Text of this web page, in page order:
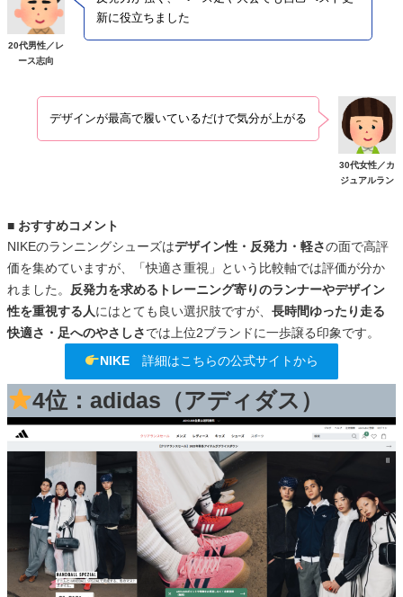
20代男性／レ
ース志向
新に役立ちました
30代女性／カ
ジュアルラン
デザインが最高で履いているだけで気分が上がる
■ おすすめコメント
NIKEのランニングシューズはデザイン性・反発力・軽さの面で高評
価を集めていますが、「快適さ重視」という比較軸では評価が分か
れました。
反発力を求めるトレーニング寄りのランナーやデザイン
性を重視する人にはとても良い選択肢ですが、 長時間ゆったり走る
快適さ・足へのやさしさでは上位2ブランドに一歩譲る印象です。
NIKE詳細はこちらの公式サイトから
4位：adidas（アディダス）